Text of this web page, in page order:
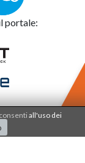
portale:
dal 2001.
all'uso dei